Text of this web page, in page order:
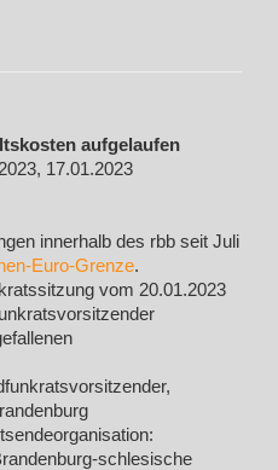
aufgelaufen
17.01.2023
innerhalb des rbb seit Juli
Euro-Grenze.
vom 20.01.2023
schlesische